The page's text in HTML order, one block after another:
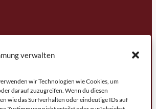
verwalten
wir Technologien wie Cookies, um
darauf zuzugreifen. Wenn du diesen
wie das Surfverhalten oder eindeutige IDs auf